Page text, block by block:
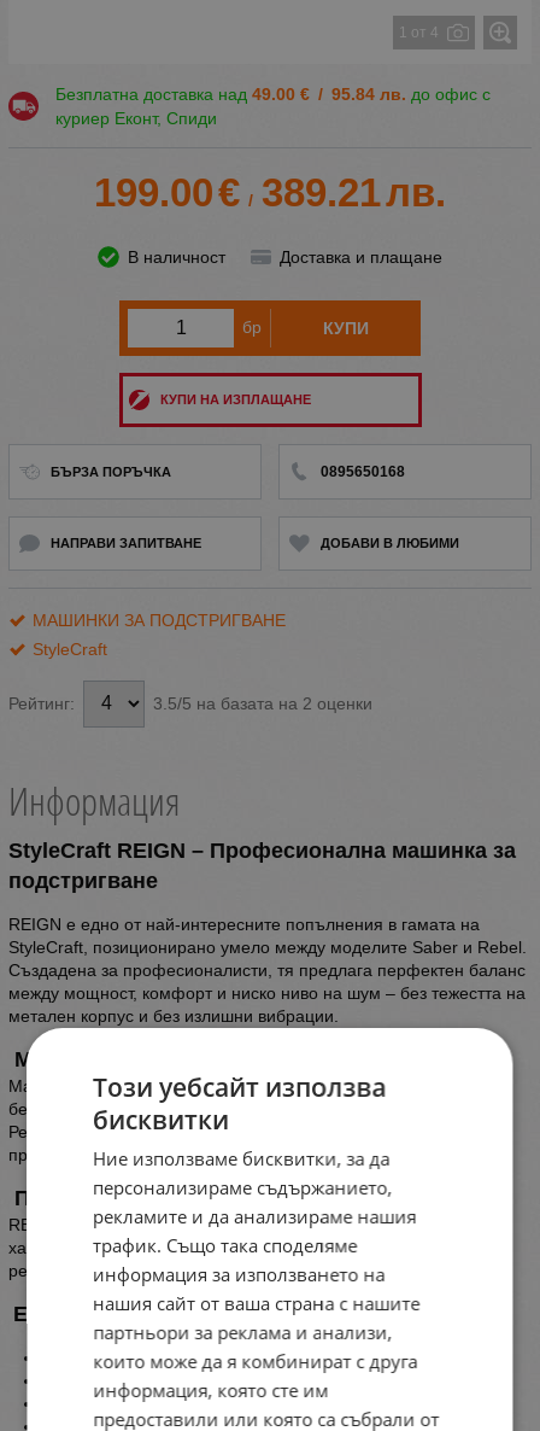
1 от 4
Безплатна доставка над 49.00 € / 95.84 лв. до офис с
куриер Еконт, Спиди
199.00€ / 389.21лв.
В наличност Доставка и плащане
бр КУПИ
КУПИ НА ИЗПЛАЩАНЕ
БЪРЗА ПОРЪЧКА 0895650168
НАПРАВИ ЗАПИТВАНЕ ДОБАВИ В ЛЮБИМИ
МАШИНКИ ЗА ПОДСТРИГВАНЕ
StyleCraft
Рейтинг: 3.5/5 на базата на 2 оценки
Информация
StyleCraft REIGN – Професионална машинка за
подстригване
REIGN е едно от най-интересните попълнения в гамата на
StyleCraft, позиционирано умело между моделите Saber и Rebel.
Създадена за професионалисти, тя предлага перфектен баланс
между мощност, комфорт и ниско ниво на шум – без тежестта на
метален корпус и без излишни вибрации.
Мощност и прецизност
Машинката е оборудвана с ново поколение EON дигитален
безчетков мотор, който осигурява до 7800 оборота в минута.
Резултатът е изключително тиха работа, стабилна мощност и
прецизен контрол при всяко подстригване.
Професионално представяне
REIGN се справя без усилие с всякакъв тип коса, създавайки
характерния crunch ефект за максимална прецизност и чист
резултат.
Ергономичен дизайн
Лек и балансиран корпус
Интегрирана опора за палеца
Специална heavy-duty пластмаса с перлен финиш
Осигурява сигурен захват и комфорт при продължителна
Този уебсайт използва
бисквитки
Ние използваме бисквитки, за да
персонализираме съдържанието,
рекламите и да анализираме нашия
трафик. Също така споделяме
информация за използването на
нашия сайт от ваша страна с нашите
партньори за реклама и анализи,
които може да я комбинират с друга
информация, която сте им
предоставили или която са събрали от